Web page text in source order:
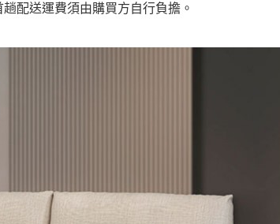
配送運費須由購買方自行負擔。
復興鄉
峨眉鄉、五峰鄉、橫山、北埔鄉、尖石
門、林口 下福里、新店山區、三峽山區、
來電或E-Mail與您聯絡
、鎮、村)、樓梯太小、無法搬運上樓等因
其他的吊掛方式吊運，費用將由買方自
指定特定時間送達，司機當天到貨前皆